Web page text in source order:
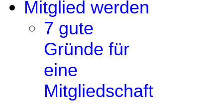
Mitglied werden
7 gute
Gründe für
eine
Mitgliedschaft